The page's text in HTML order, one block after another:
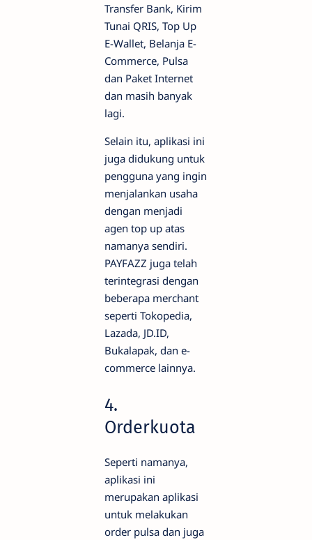
Transfer Bank, Kirim
Tunai QRIS, Top Up
E-Wallet, Belanja E-
Commerce, Pulsa
dan Paket Internet
dan masih banyak
lagi.
Selain itu, aplikasi ini
juga didukung untuk
pengguna yang ingin
menjalankan usaha
dengan menjadi
agen top up atas
namanya sendiri.
PAYFAZZ juga telah
terintegrasi dengan
beberapa merchant
seperti Tokopedia,
Lazada, JD.ID,
Bukalapak, dan e-
commerce lainnya.
4.
Orderkuota
Seperti namanya,
aplikasi ini
merupakan aplikasi
untuk melakukan
order pulsa dan juga